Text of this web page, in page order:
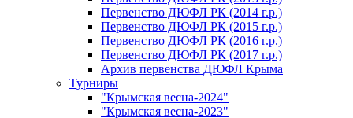
Первенство ДЮФЛ РК (2014 г.р.)
Первенство ДЮФЛ РК (2015 г.р.)
Первенство ДЮФЛ РК (2016 г.р.)
Первенство ДЮФЛ РК (2017 г.р.)
Архив первенства ДЮФЛ Крыма
Турниры
"Крымская весна-2024"
"Крымская весна-2023"